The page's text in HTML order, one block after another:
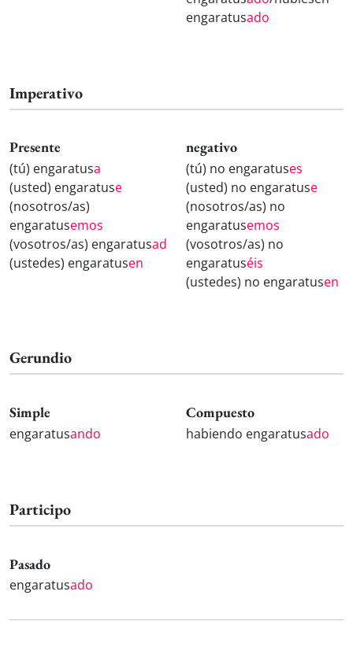
engaratusado
Imperativo
Presente
(tú) engaratusa
(usted) engaratuse
(nosotros/as)
engaratusemos
(vosotros/as) engaratusad
(ustedes) engaratusen
negativo
(tú) no engaratuses
(usted) no engaratuse
(nosotros/as) no
engaratusemos
(vosotros/as) no
engaratuséis
(ustedes) no engaratusen
Gerundio
Simple
engaratusando
Compuesto
habiendo engaratusado
Participo
Pasado
engaratusado